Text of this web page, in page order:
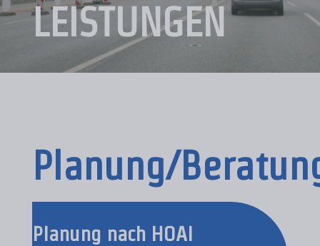
LEISTUNGEN
Planung/
Planung nach HOAI